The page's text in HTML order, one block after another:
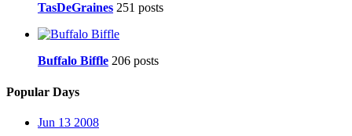
TasDeGraines 251 posts
Buffalo Biffle 206 posts
Popular Days
Jun 13 2008